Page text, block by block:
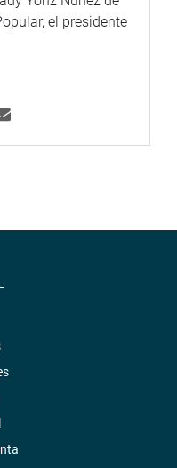
Provincial
y reordenación del
el presidente